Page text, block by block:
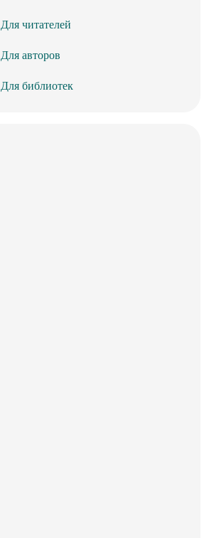
Для читателей
Для авторов
Для библиотек